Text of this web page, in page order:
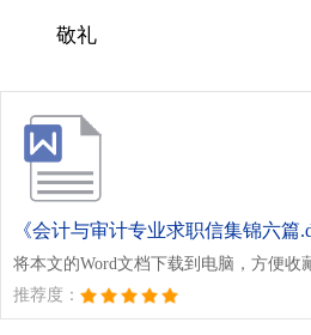
敬礼
《会计与审计专业求职信集锦六篇
将本文的Word文档下载到电脑，方便收
推荐度：